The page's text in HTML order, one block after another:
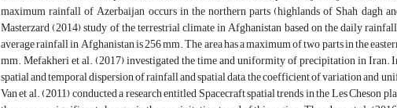
maximum rainfall of Azerbaijan occurs in the northern parts (highlands of Shah dagh
Masterzard (2014) study of the terrestrial climate in Afghanistan based on the daily
average rainfall in Afghanistan is 256 mm. The area has a maximum of two parts in the
mm. Mefakheri et al. (2017) investigated the time and uniformity of precipitation in Iran.
spatial and temporal dispersion of rainfall and spatial data, the coefficient of variation and
Van et al. (2011) conducted a research entitled Spacecraft spatial trends in the Les